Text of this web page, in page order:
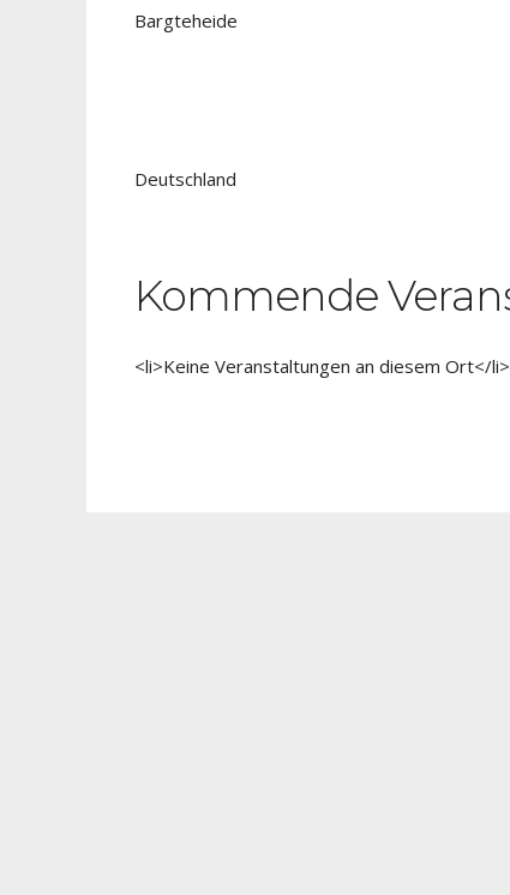
Bargteheide
Deutschland
Kommende
<li>Keine Veranstaltungen an diesem Ort</li>